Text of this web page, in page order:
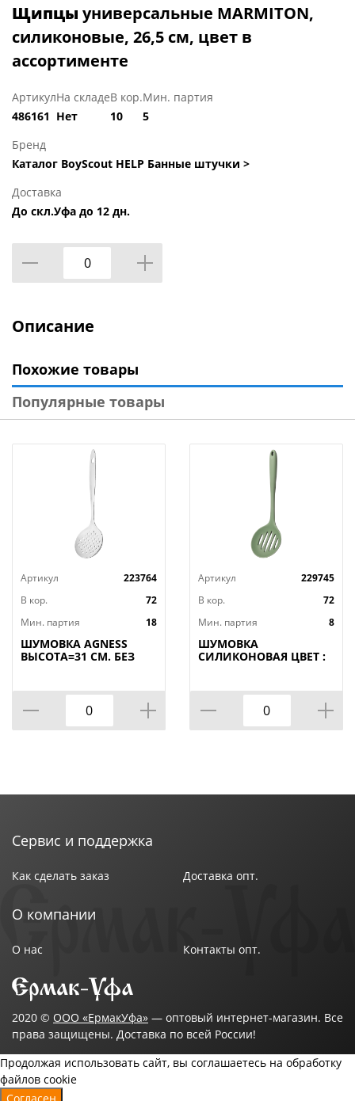
Щипцы универсальные MARMITON,
силиконовые, 26,5 см, цвет в
ассортименте
Артикул
486161
На складе
Нет
В кор.
10
Мин. партия
5
Бренд
Каталог BoyScout HELP Банные штучки >
Доставка
До скл.Уфа до 12 дн.
Описание
Похожие товары
Популярные товары
Артикул
223764
В кор.
72
Мин. партия
18
ШУМОВКА AGNESS
ВЫСОТА=31 СМ. БЕЗ
Артикул
229745
В кор.
72
Мин. партия
8
ШУМОВКА
СИЛИКОНОВАЯ ЦВЕТ :
Сервис и поддержка
Как сделать заказ Доставка опт.
О компании
О нас Контакты опт.
2020 © ООО «ЕрмакУфа» — оптовый интернет-магазин. Все
права защищены. Доставка по всей России!
Продолжая использовать сайт, вы соглашаетесь на обработку
файлов cookie